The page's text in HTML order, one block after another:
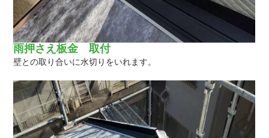
雨押さえ板金 取付
壁との取り合いに水切りをいれます。